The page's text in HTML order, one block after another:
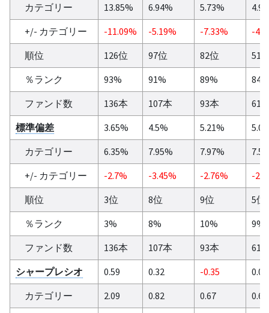
カテゴリー
13.85% 6.94% 5.73%
+/- カテゴリー
-11.09% -5.19% -7.33%
-
順位
126位 97位 82位
51
％ランク
93% 91% 89%
84%
ファンド数
136本 107本 93本
61
標準偏差
3.65% 4.5% 5.21%
カテゴリー
6.35% 7.95% 7.97%
+/- カテゴリー
-2.7% -3.45% -2.76%
-
順位
3位 8位 9位
5位
％ランク
3% 8% 10%
9%
ファンド数
136本 107本 93本
61
シャープレシオ
0.59 0.32 -0.35
0.06
カテゴリー
2.09 0.82 0.67
0.61